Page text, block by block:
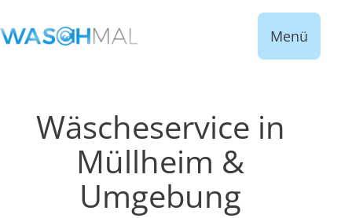
Menü
Wäscheservice in
Müllheim &
Umgebung